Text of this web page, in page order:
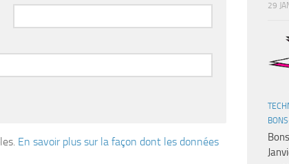
En savoir plus sur la façon dont les données
29